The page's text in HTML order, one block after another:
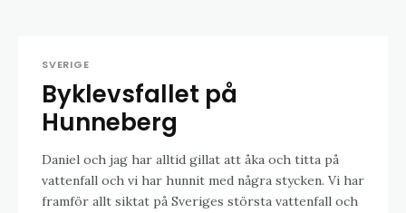
SVERIGE
Byklevsfallet på
Hunneberg
Daniel och jag har alltid gillat att åka och titta på
vattenfall och vi har hunnit med några stycken. Vi har
framför allt siktat på Sveriges största vattenfall och